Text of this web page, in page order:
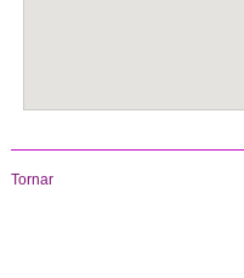
Tornar